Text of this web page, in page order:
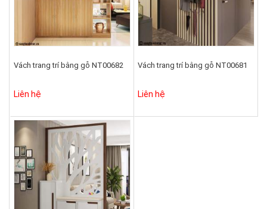
Vách trang trí bằng gỗ NT00682
Liên hệ
Vách trang trí bằng gỗ NT00681
Liên hệ